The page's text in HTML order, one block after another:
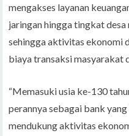
mengakses layanan
jaringan hingga tingkat
sehingga aktivitas ekonomi
biaya transaksi masyarakat
“Memasuki usia ke-130
perannya sebagai bank
mendukung aktivitas